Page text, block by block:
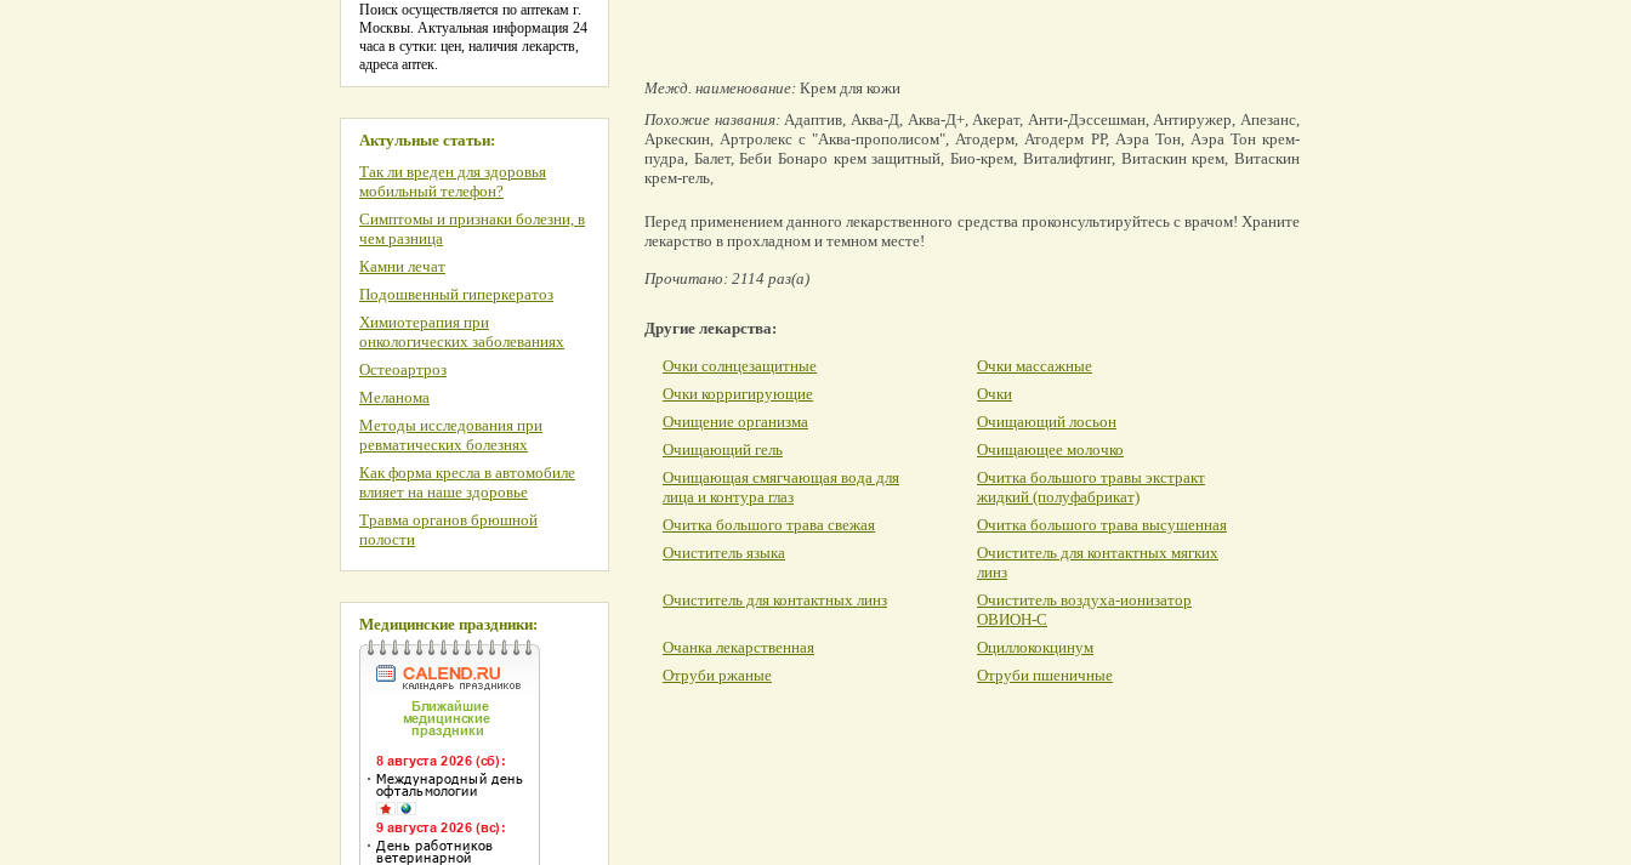
Межд. наименование: Крем для кожи
Похожие названия:Адаптив, Аква-Д, Аква-Д+, Акерат, Анти-Дэссешман, Антиружер, Апезанс,
Аркескин, Артролекс с "Аква-прополисом", Атодерм, Атодерм РР, Аэра Тон, Аэра Тон крем-
пудра, Балет, Беби Бонаро крем защитный, Био-крем, Виталифтинг, Витаскин крем, Витаскин
крем-гель,
Перед применением данного лекарственного средства проконсультируйтесь с врачом! Храните
лекарство в прохладном и темном месте!
Прочитано: 2114 раз(а)
Другие лекарства:
Очки солнцезащитные
Очки массажные
Очки корригирующие
Очки
Очищение организма
Очищающий лосьон
Очищающий гель
Очищающее молочко
Очищающая смягчающая вода для
лица и контура глаз
Очитка большого травы экстракт
жидкий (полуфабрикат)
Очитка большого трава свежая
Очитка большого трава высушенная
Очиститель языка
Очиститель для контактных мягких
линз
Очиститель для контактных линз
Очиститель воздуха-ионизатор
ОВИОН-С
Очанка лекарственная
Оциллококцинум
Отруби ржаные
Отруби пшеничные
Поиск осуществляется по аптекам г.
Москвы. Актуальная информация 24
часа в сутки: цен, наличия лекарств,
адреса аптек.
Актульные статьи:
Так ли вреден для здоровья
мобильный телефон?
Симптомы и признаки болезни, в
чем разница
Камни лечат
Подошвенный гиперкератоз
Химиотерапия при
онкологических заболеваниях
Остеоартроз
Меланома
Методы исследования при
ревматических болезнях
Как форма кресла в автомобиле
влияет на наше здоровье
Травма органов брюшной
полости
Медицинские праздники: